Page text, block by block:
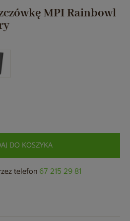
MPI Rainbowl
DO KOSZYKA
telefon 67 215 29 81